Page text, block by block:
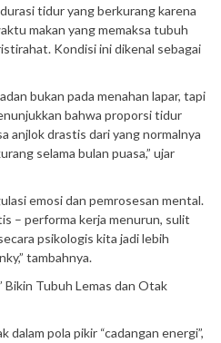
tidur yang berkurang karena
makan yang memaksa tubuh
Kondisi ini dikenal sebagai
bukan pada menahan lapar, tapi
bahwa proporsi tidur
anjlok drastis dari yang normalnya
selama bulan puasa,” ujar
emosi dan pemrosesan mental.
– performa kerja menurun, sulit
psikologis kita jadi lebih
tambahnya.
Bikin Tubuh Lemas dan Otak
pola pikir “cadangan energi”,